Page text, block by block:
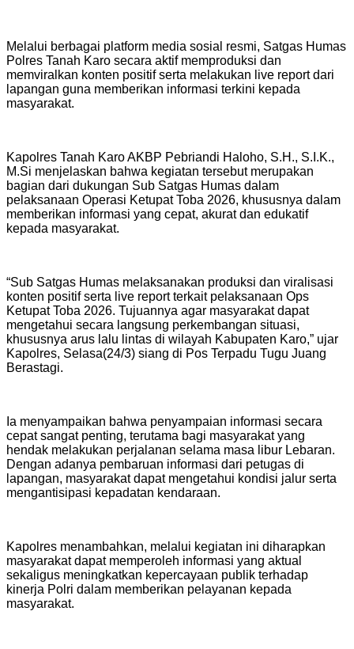
Melalui berbagai platform media sosial resmi, Satgas Humas
Polres Tanah Karo secara aktif memproduksi dan
memviralkan konten positif serta melakukan live report dari
lapangan guna memberikan informasi terkini kepada
masyarakat.
Kapolres Tanah Karo AKBP Pebriandi Haloho, S.H., S.I.K.,
M.Si menjelaskan bahwa kegiatan tersebut merupakan
bagian dari dukungan Sub Satgas Humas dalam
pelaksanaan Operasi Ketupat Toba 2026, khususnya dalam
memberikan informasi yang cepat, akurat dan edukatif
kepada masyarakat.
“Sub Satgas Humas melaksanakan produksi dan viralisasi
konten positif serta live report terkait pelaksanaan Ops
Ketupat Toba 2026. Tujuannya agar masyarakat dapat
mengetahui secara langsung perkembangan situasi,
khususnya arus lalu lintas di wilayah Kabupaten Karo,” ujar
Kapolres, Selasa(24/3) siang di Pos Terpadu Tugu Juang
Berastagi.
Ia menyampaikan bahwa penyampaian informasi secara
cepat sangat penting, terutama bagi masyarakat yang
hendak melakukan perjalanan selama masa libur Lebaran.
Dengan adanya pembaruan informasi dari petugas di
lapangan, masyarakat dapat mengetahui kondisi jalur serta
mengantisipasi kepadatan kendaraan.
Kapolres menambahkan, melalui kegiatan ini diharapkan
masyarakat dapat memperoleh informasi yang aktual
sekaligus meningkatkan kepercayaan publik terhadap
kinerja Polri dalam memberikan pelayanan kepada
masyarakat.